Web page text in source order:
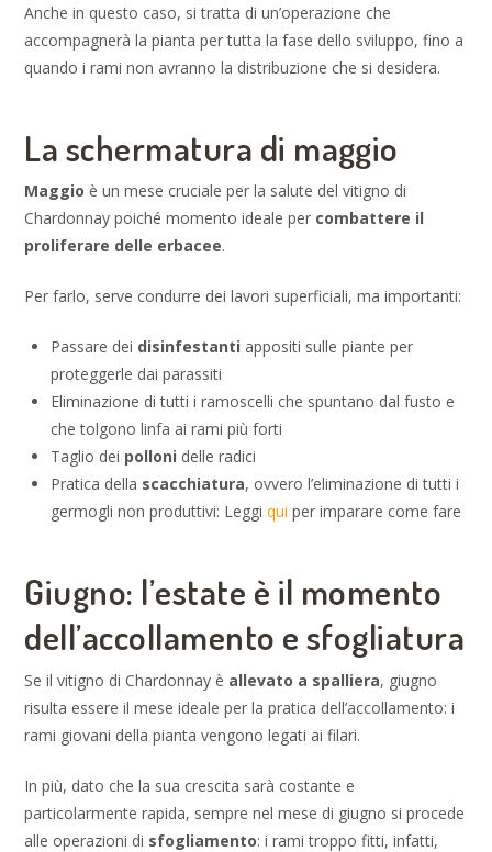
Anche in questo caso, si tratta di un’operazione che
accompagnerà la pianta per tutta la fase dello sviluppo, fino a
quando i rami non avranno la distribuzione che si desidera.
La schermatura di maggio
Maggio è un mese cruciale per la salute del vitigno di
Chardonnay poiché momento ideale per combattere il
proliferare delle erbacee.
Per farlo, serve condurre dei lavori superficiali, ma importanti:
Passare dei disinfestanti appositi sulle piante per
proteggerle dai parassiti
Eliminazione di tutti i ramoscelli che spuntano dal fusto e
che tolgono linfa ai rami più forti
Taglio dei polloni delle radici
Pratica della scacchiatura, ovvero l’eliminazione di tutti i
germogli non produttivi: Leggi qui per imparare come fare
Giugno: l’estate è il momento
dell’accollamento e sfogliatura
Se il vitigno di Chardonnay è allevato a spalliera, giugno
risulta essere il mese ideale per la pratica dell’accollamento: i
rami giovani della pianta vengono legati ai filari.
In più, dato che la sua crescita sarà costante e
particolarmente rapida, sempre nel mese di giugno si procede
alle operazioni di sfogliamento: i rami troppo fitti, infatti,